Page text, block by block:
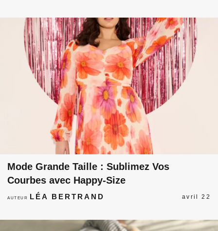
Mode Grande Taille : Sublimez Vos
Courbes avec Happy-Size
AUTEUR LÉA BERTRAND avril 22